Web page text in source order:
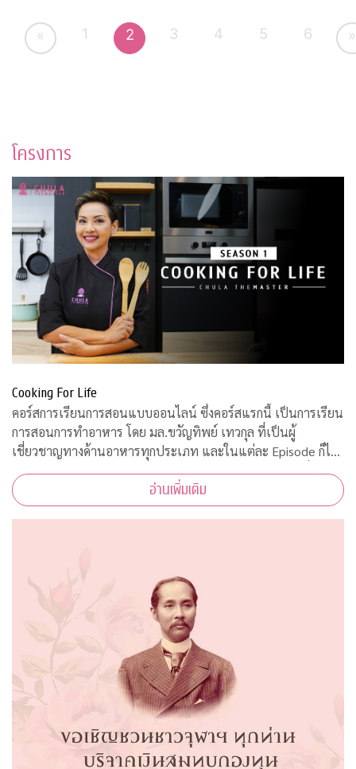
« 1 2 3 4 5 6 »
โครงการ
Cooking For Life
คอร์สการเรียนการสอนแบบออนไลน์ ซึ่งคอร์สแรกนี้ เป็นการเรียน
การสอนการทำอาหาร โดย มล.ขวัญทิพย์ เทวกุล ที่เป็นผู้
เชี่ยวชาญทางด้านอาหารทุกประเภท และในแต่ละ Episode ก็ได้
รับความร่วมมือจากคณาจารย์ ผู้ทรงคุณวุฒิ จากคณะต่างๆ ที่มาให้
ความรู้ ตามหลักวิชาการอีกด้วยอ่านเพิ่มเติม